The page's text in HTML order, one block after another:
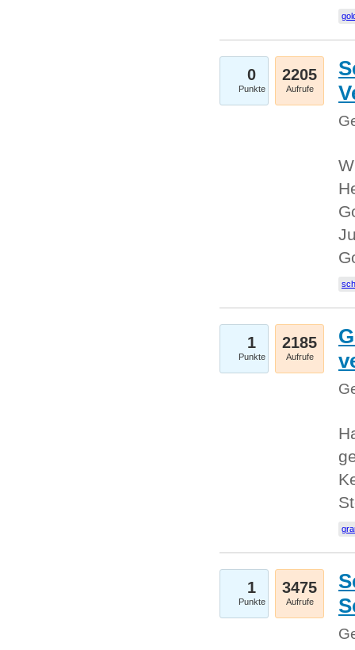
0
Punkte
2205
Aufrufe
1
Punkte
2185
Aufrufe
1
Punkte
3475
Aufrufe